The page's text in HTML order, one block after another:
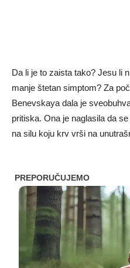
Da li je to zaista tako? Jesu li
manje štetan simptom? Za
Benevskaya dala je
pritiska. Ona je naglasila da
na silu koju krv vrši na